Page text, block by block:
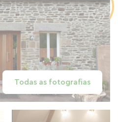
Todas as fotografias